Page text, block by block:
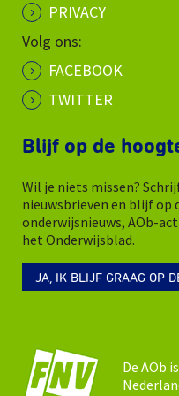
PRIVACY
Volg ons:
FACEBOOK
TWITTER
Blijf op de
Wil je niets missen?
nieuwsbrieven en blijf op
onderwijsnieuws, AOb-
het Onderwijsblad.
JA, IK BLIJF GRAAG OP
De AOb